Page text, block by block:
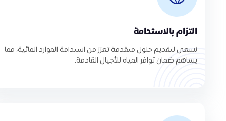
التزام بالاستدامة
نسعى لتقديم حلول متقدمة تعزز من استدامة الموارد المائية، مما
يساهم ضمان توافر المياه للأجيال القادمة.